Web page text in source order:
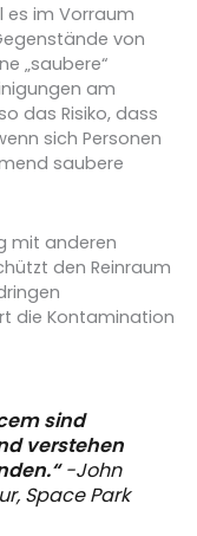
es im Vorraum
von
„saubere“
am
das Risiko, dass
sich Personen
saubere
mit anderen
den Reinraum
die Kontamination
sind
verstehen
-John
Space Park